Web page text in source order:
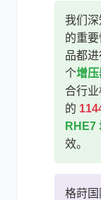
我们
的重
品都
个增压
合行业
的
RHE7
效。
格莳